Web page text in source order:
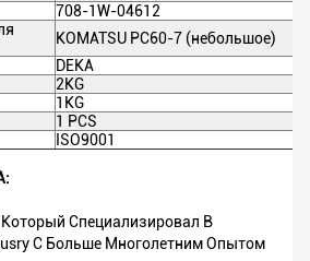
708-1W-04612
KOMATSU PC60-7 (небольшое)
DEKA
2KG
1KG
1 PCS
ISO9001
Специализировал В
С Больше Многолетним Опытом